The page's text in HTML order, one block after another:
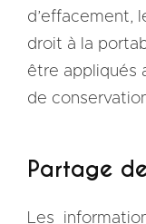
d’effacement,
droit à la
être appliqués
de
Partage
Les